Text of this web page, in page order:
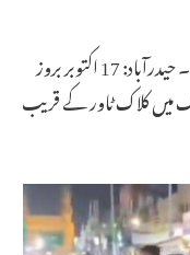
واقعے سے کسی جانی نقصان کی اطلاع نہیں ہے۔ حیدرآباد: 17 اکتوبر بروز
مرگھی چوک میں کلاک ٹاور کے قریب